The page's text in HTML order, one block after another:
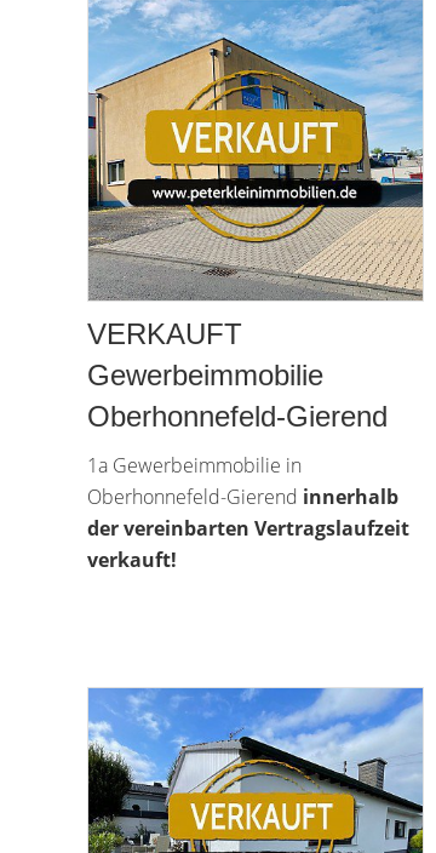
VERKAUFT
Gewerbeimmobilie
Oberhonnefeld-Gierend
1a Gewerbeimmobilie in
Oberhonnefeld-Gierend innerhalb
der vereinbarten Vertragslaufzeit
verkauft!